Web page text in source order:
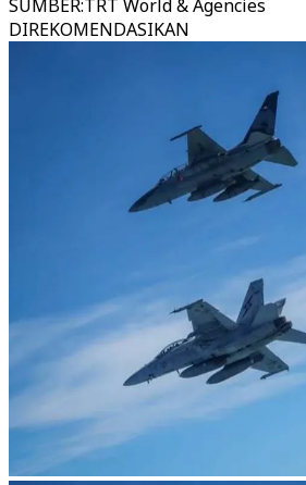
SUMBER:TRT World & Agencies
DIREKOMENDASIKAN